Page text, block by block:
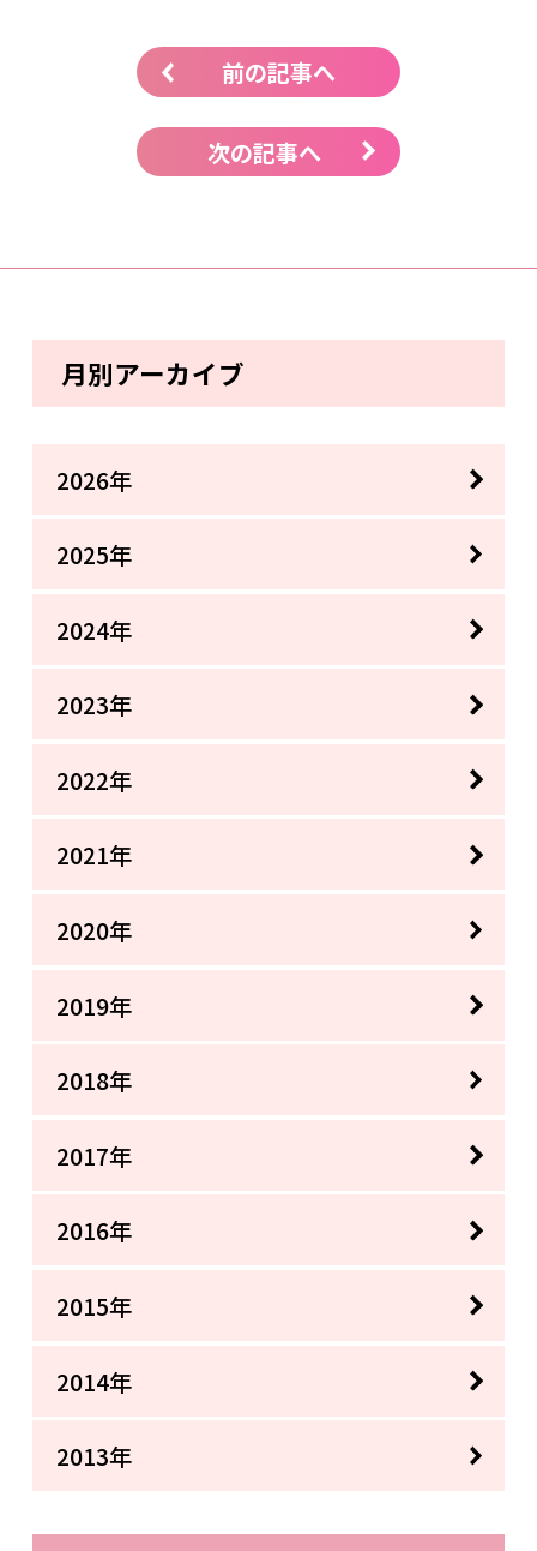
前の記事へ
次の記事へ
月別アーカイブ
2026年
2025年
2024年
2023年
2022年
2021年
2020年
2019年
2018年
2017年
2016年
2015年
2014年
2013年